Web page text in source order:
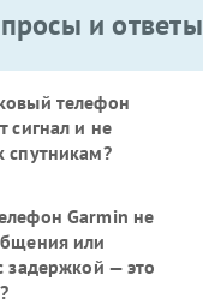
и ответы
телефон
сигнал и не
спутникам?
Garmin не
или
задержкой — это